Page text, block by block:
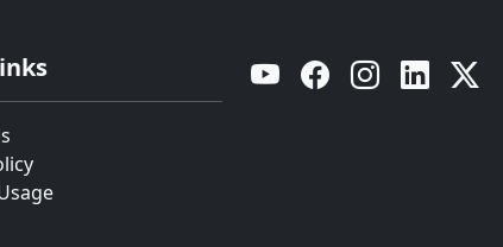
YouTube Facebook Instagram